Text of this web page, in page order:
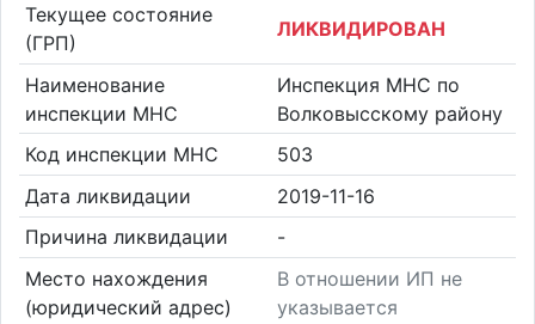
Текущее состояние
(ГРП)
ЛИКВИДИРОВАН
Наименование
инспекции МНС
Инспекция МНС по
Волковысскому району
Код инспекции МНС
503
Дата ликвидации
2019-11-16
Причина ликвидации
-
Место нахождения
(юридический адрес)
В отношении ИП не
указывается